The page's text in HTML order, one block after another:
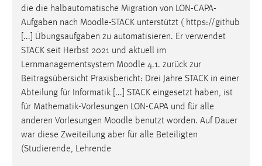
die die halbautomatische Migration von LON-CAPA-
Aufgaben nach Moodle-STACK unterstützt ( https://github
[...] Übungsaufgaben zu automatisieren. Er verwendet
STACK seit Herbst 2021 und aktuell im
Lernmanagementsystem Moodle 4.1. zurück zur
Beitragsübersicht Praxisbericht: Drei Jahre STACK in einer
Abteilung für Informatik [...] STACK eingesetzt haben, ist
für Mathematik-Vorlesungen LON-CAPA und für alle
anderen Vorlesungen Moodle benutzt worden. Auf Dauer
war diese Zweiteilung aber für alle Beteiligten
(Studierende, Lehrende